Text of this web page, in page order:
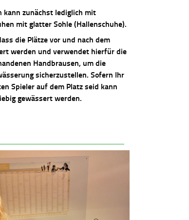
kann zunächst lediglich mit
mit glatter Sohle (Hallenschuhe).
die Plätze vor und nach dem
werden und verwendet hierfür die
Handbrausen, um die
sicherzustellen. Sofern Ihr
Spieler auf dem Platz seid kann
gewässert werden.